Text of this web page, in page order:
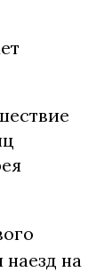
на